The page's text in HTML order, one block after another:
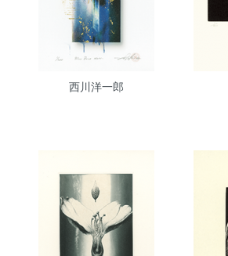
西川洋一郎